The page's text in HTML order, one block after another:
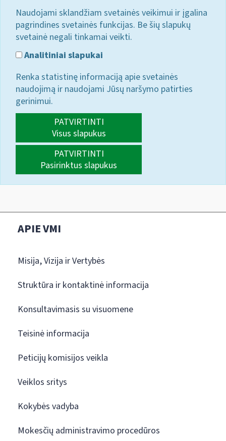
Naudojami sklandžiam svetainės veikimui ir įgalina
pagrindines svetainės funkcijas. Be šių slapukų
svetainė negali tinkamai veikti.
Analitiniai slapukai
Renka statistinę informaciją apie svetainės
naudojimą ir naudojami Jūsų naršymo patirties
gerinimui.
PATVIRTINTI
Visus slapukus
PATVIRTINTI
Pasirinktus slapukus
APIE VMI
Misija, Vizija ir Vertybės
Struktūra ir kontaktinė informacija
Konsultavimasis su visuomene
Teisinė informacija
Peticijų komisijos veikla
Veiklos sritys
Kokybės vadyba
Mokesčių administravimo procedūros